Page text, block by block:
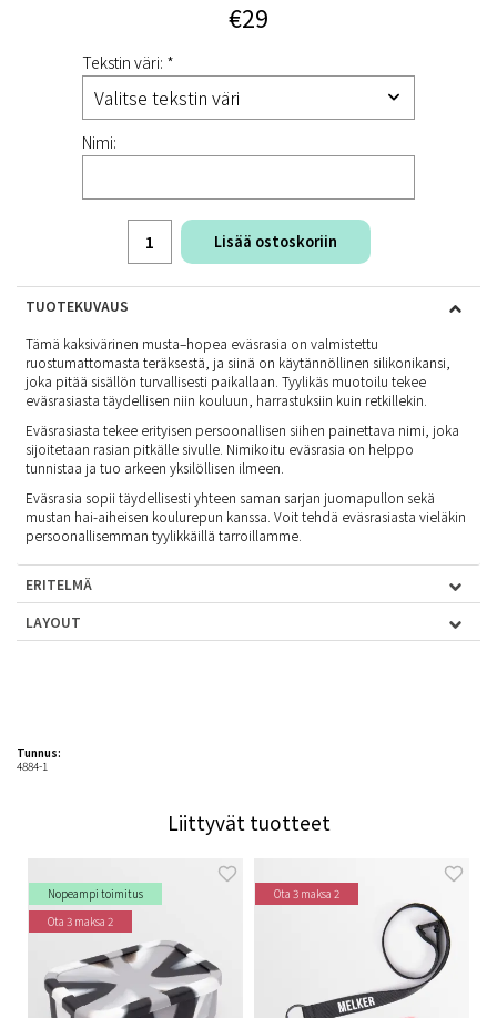
€29
Tekstin väri: *
Nimi:
Lisää ostoskoriin
TUOTEKUVAUS
Tämä kaksivärinen musta–hopea eväsrasia on valmistettu
ruostumattomasta teräksestä, ja siinä on käytännöllinen silikonikansi,
joka pitää sisällön turvallisesti paikallaan. Tyylikäs muotoilu tekee
eväsrasiasta täydellisen niin kouluun, harrastuksiin kuin retkillekin.
Eväsrasiasta tekee erityisen persoonallisen siihen painettava nimi, joka
sijoitetaan rasian pitkälle sivulle. Nimikoitu eväsrasia on helppo
tunnistaa ja tuo arkeen yksilöllisen ilmeen.
Eväsrasia sopii täydellisesti yhteen saman sarjan juomapullon sekä
mustan hai-aiheisen koulurepun kanssa. Voit tehdä eväsrasiasta vieläkin
persoonallisemman tyylikkäillä tarroillamme.
ERITELMÄ
LAYOUT
Tunnus:
4884-1
Liittyvät tuotteet
Nopeampi toimitus
Ota 3 maksa 2
Ota 3 maksa 2